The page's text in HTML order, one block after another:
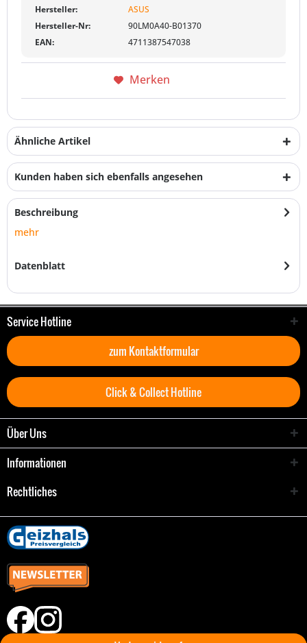
Hersteller:
ASUS
Hersteller-Nr:
90LM0A40-B01370
EAN:
4711387547038
Merken
Ähnliche Artikel
Kunden haben sich ebenfalls angesehen
Beschreibung
mehr
Datenblatt
Service Hotline
zum Kontaktformular
Click & Collect Hotline
Über Uns
Informationen
Rechtliches